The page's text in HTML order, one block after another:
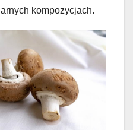
kompozycjach.